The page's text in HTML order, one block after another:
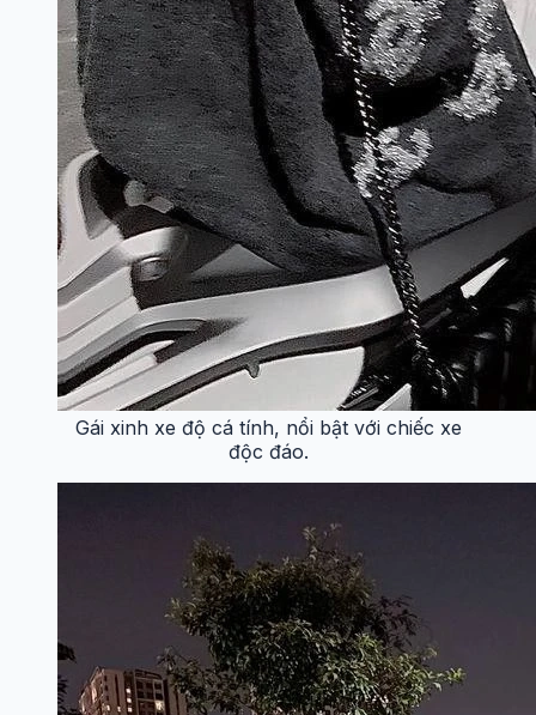
Gái xinh xe độ cá tính, nổi bật với chiếc xe
độc đáo.